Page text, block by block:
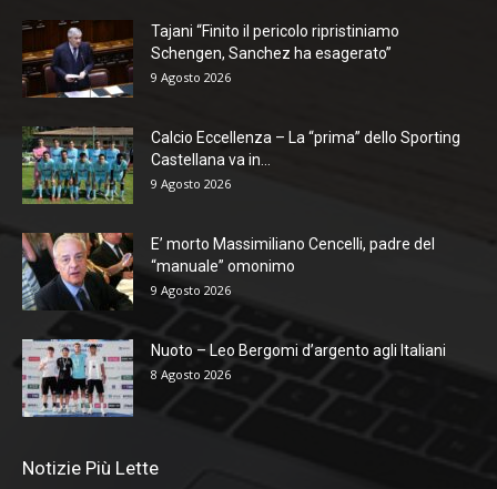
Tajani “Finito il pericolo ripristiniamo
Schengen, Sanchez ha esagerato”
9 Agosto 2026
Calcio Eccellenza – La “prima” dello Sporting
Castellana va in...
9 Agosto 2026
E’ morto Massimiliano Cencelli, padre del
“manuale” omonimo
9 Agosto 2026
Nuoto – Leo Bergomi d’argento agli Italiani
8 Agosto 2026
Notizie Più Lette